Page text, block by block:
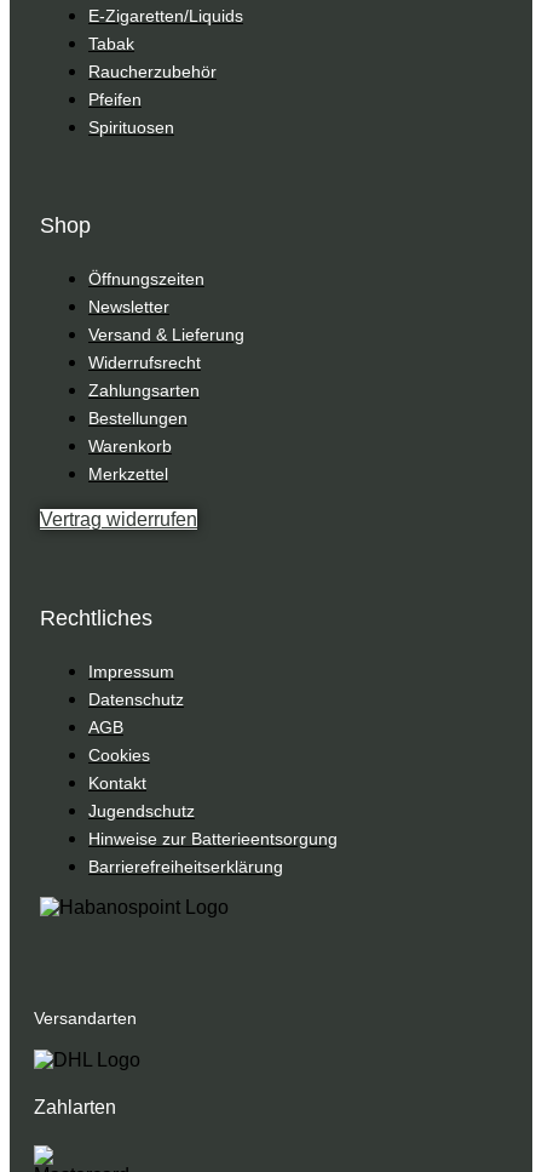
E-Zigaretten/Liquids
Tabak
Raucherzubehör
Pfeifen
Spirituosen
Shop
Öffnungszeiten
Newsletter
Versand & Lieferung
Widerrufsrecht
Zahlungsarten
Bestellungen
Warenkorb
Merkzettel
Vertrag widerrufen
Rechtliches
Impressum
Datenschutz
AGB
Cookies
Kontakt
Jugendschutz
Hinweise zur Batterieentsorgung
Barrierefreiheitserklärung
Versandarten
Zahlarten